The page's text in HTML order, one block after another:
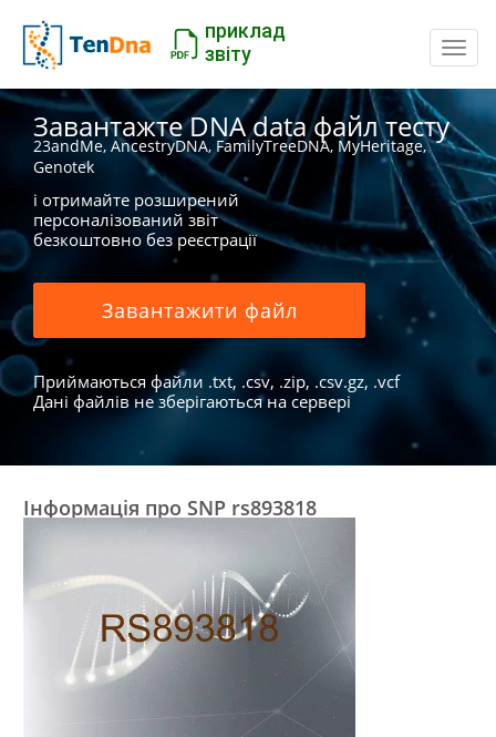
приклад
звіту
Завантажте DNA data файл тесту
23andMe, AncestryDNA, FamilyTreeDNA, MyHeritage,
Genotek
і отримайте розширений
персоналізований звіт
безкоштовно без реєстрації
Завантажити файл
Приймаються файли .txt, .csv, .zip, .csv.gz, .vcf
Дані файлів не зберігаються на сервері
Інформація про SNP rs893818